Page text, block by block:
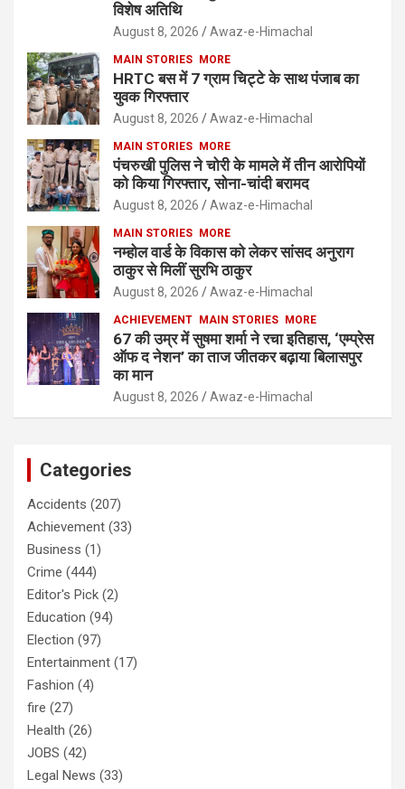
विशेष अतिथि
August 8, 2026 Awaz-e-Himachal
MAIN STORIES MORE
HRTC बस में 7 ग्राम चिट्टे के साथ पंजाब का
युवक गिरफ्तार
August 8, 2026 Awaz-e-Himachal
MAIN STORIES MORE
पंचरुखी पुलिस ने चोरी के मामले में तीन आरोपियों
को किया गिरफ्तार, सोना-चांदी बरामद
August 8, 2026 Awaz-e-Himachal
MAIN STORIES MORE
नम्होल वार्ड के विकास को लेकर सांसद अनुराग
ठाकुर से मिलीं सुरभि ठाकुर
August 8, 2026 Awaz-e-Himachal
ACHIEVEMENT MAIN STORIES MORE
67 की उम्र में सुषमा शर्मा ने रचा इतिहास, ‘एम्प्रेस
ऑफ द नेशन’ का ताज जीतकर बढ़ाया बिलासपुर
का मान
August 8, 2026 Awaz-e-Himachal
Categories
Accidents (207)
Achievement (33)
Business (1)
Crime (444)
Editor's Pick (2)
Education (94)
Election (97)
Entertainment (17)
Fashion (4)
fire (27)
Health (26)
JOBS (42)
Legal News (33)